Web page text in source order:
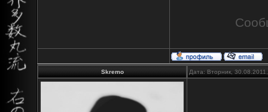
Skremo Дата: Вторник,